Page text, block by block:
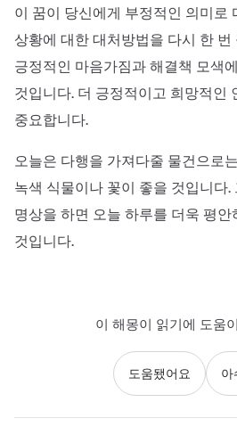
이 꿈이 당신에게 부정적인 의미로
상황에 대한 대처방법을 다시 한
긍정적인 마음가짐과 해결책 모색
것입니다. 더 긍정적이고 희망적인
중요합니다.
오늘은 다행을 가져다줄 물건으로
녹색 식물이나 꽃이 좋을 것입니다.
명상을 하면 오늘 하루를 더욱 평안
것입니다.
이 해몽이 읽기에 도움
도움됐어요 아